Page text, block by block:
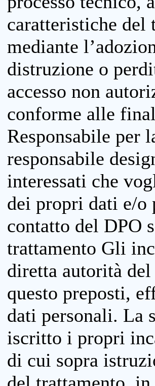
caratteristiche
mediante
distruzione o
accesso non
conforme alle
Responsabile per
responsabile
interessati che
dei propri dati e/
contatto del DPO
trattamento Gli
diretta autorità
questo preposti,
dati personali. La
iscritto i propri
di cui sopra